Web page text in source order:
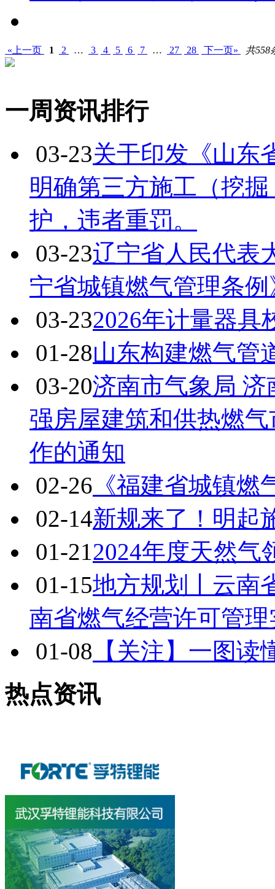
«上一页 1 2 … 3 4 5 6 7 … 27 28 下一页» 共558
一周资讯排行
03-23关于印发《山东
明确第三方施工（挖
护，违者重罚。
03-23辽宁省人民代表
宁省城镇燃气管理条
03-232026年计量器具
01-28山东构建燃气管
03-20济南市气象局
强房屋建筑和供热燃
作的通知
02-26 《福建省城镇
02-14新规来了！明起
01-21 2024年度天然气
01-15地方规划丨云南
南省燃气经营许可管
01-08 【关注】一图读
热点资讯